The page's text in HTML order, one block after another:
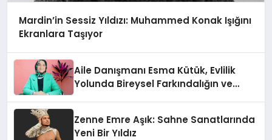
Mardin’in Sessiz Yıldızı: Muhammed Konak Işığını
Ekranlara Taşıyor
Aile Danışmanı Esma Kütük, Evlilik
Yolunda Bireysel Farkındalığın ve
Zenne Emre Aşık: Sahne Sanatlarında
Yeni Bir Yıldız